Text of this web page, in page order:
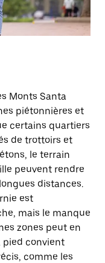
Monts Santa
piétonnières et
certains quartiers
de trottoirs et
le terrain
peuvent rendre
distances.
est
mais le manque
zones peut en
pied convient
comme les